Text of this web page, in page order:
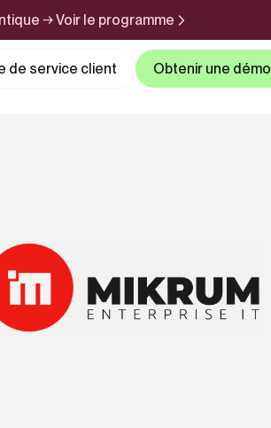
→ Voir le programme
de service client Obtenir une démo